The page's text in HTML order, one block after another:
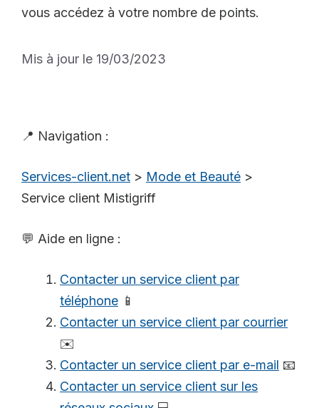
vous accédez à votre nombre de points.
Mis à jour le 19/03/2023
📍 Navigation :
Services-client.net > Mode et Beauté >
Service client Mistigriff
💬 Aide en ligne :
Contacter un service client par
téléphone 📱
Contacter un service client par courrier
✉️
Contacter un service client par e-mail 📧
Contacter un service client sur les